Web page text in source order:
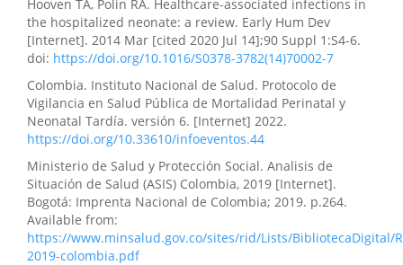
Hooven TA, Polin RA. Healthcare-associated infections in
the hospitalized neonate: a review. Early Hum Dev
[Internet]. 2014 Mar [cited 2020 Jul 14];90 Suppl 1:S4-6.
doi: https://doi.org/10.1016/S0378-3782(14)70002-7
Colombia. Instituto Nacional de Salud. Protocolo de
Vigilancia en Salud Pública de Mortalidad Perinatal y
Neonatal Tardía. versión 6. [Internet] 2022.
https://doi.org/10.33610/infoeventos.44
Ministerio de Salud y Protección Social. Analisis de
Situación de Salud (ASIS) Colombia, 2019 [Internet].
Bogotá: Imprenta Nacional de Colombia; 2019. p.264.
Available from:
https://www.minsalud.gov.co/sites/rid/Lists/BibliotecaDigital/
2019-colombia.pdf